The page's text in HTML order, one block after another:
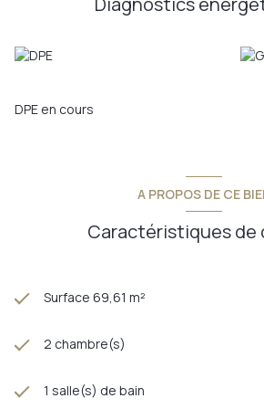
Les informations sur les risques
DPE en cours
A PROPOS DE CE
Caractéristiques de
Surface 69,61 m²
2 chambre(s)
1 salle(s) de bain